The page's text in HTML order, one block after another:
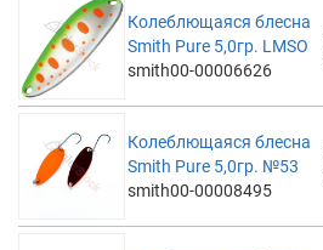
Колеблющаяся блесна
Smith Pure 5,0гр. LMSO
smith00-00006626
Колеблющаяся блесна
Smith Pure 5,0гр. №53
smith00-00008495